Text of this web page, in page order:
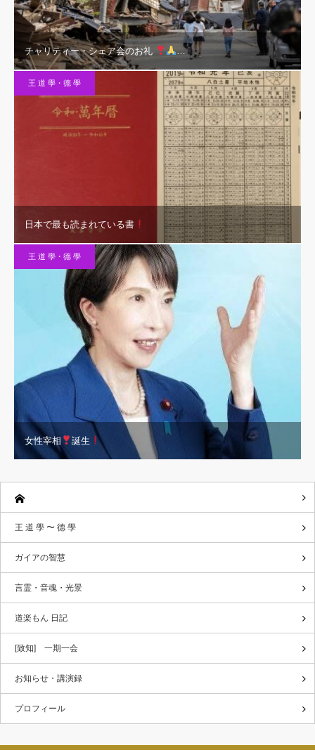
チャリティー・シェア会のお礼 …
王 道 學・德 學
日本で最も読まれている書
王 道 學・德 學
女性宰相 誕生
王 道 學 〜 德 學
ガイアの智慧
言霊・音魂・光景
道楽もん 日記
[致知] 一期一会
お知らせ・講演録
プロフィール